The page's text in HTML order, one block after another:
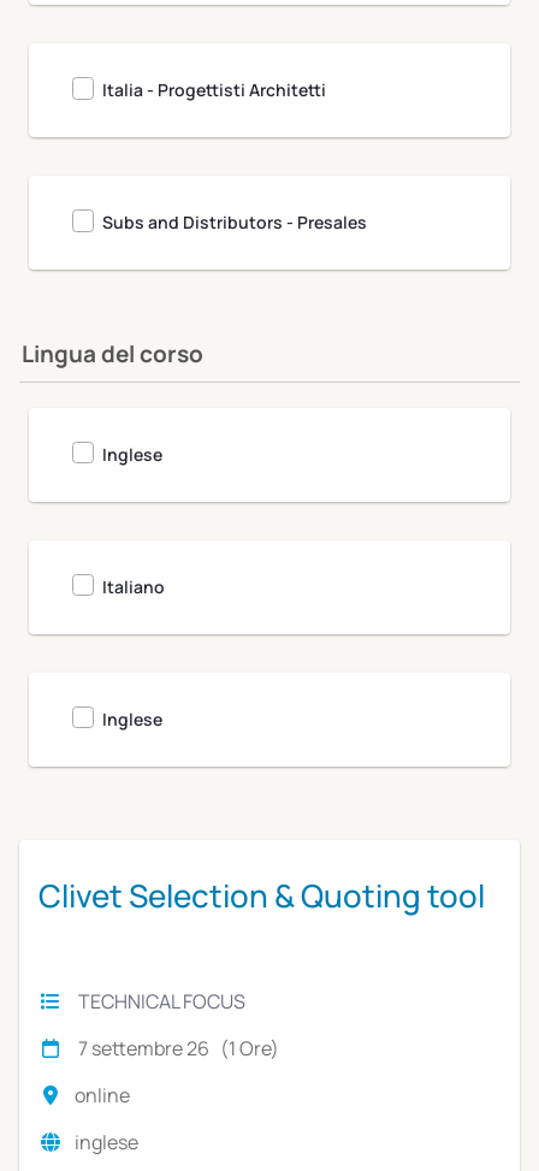
Italia - Progettisti Architetti
Subs and Distributors - Presales
Lingua del corso
Inglese
Italiano
Inglese
Clivet Selection & Quoting tool
TECHNICAL FOCUS
7 settembre 26 (1 Ore)
online
inglese